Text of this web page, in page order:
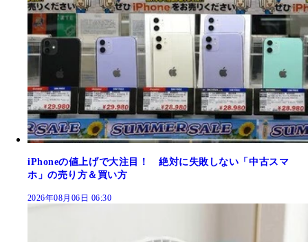
iPhoneの値上げで大注目！ 絶対に失敗しない「中古スマ
ホ」の売り方＆買い方
2026年08月06日 06:30